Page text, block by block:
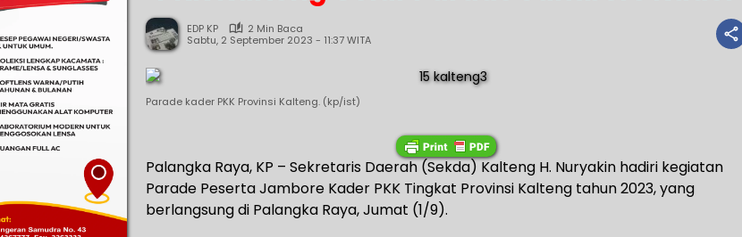
EDP KP
2 Min Baca
Sabtu, 2 September 2023 - 11:37 WITA
Parade kader PKK Provinsi Kalteng. (kp/ist)
Palangka Raya, KP – Sekretaris Daerah (Sekda) Kalteng H. Nuryakin hadiri kegiatan
Parade Peserta Jambore Kader PKK Tingkat Provinsi Kalteng tahun 2023, yang
berlangsung di Palangka Raya, Jumat (1/9).